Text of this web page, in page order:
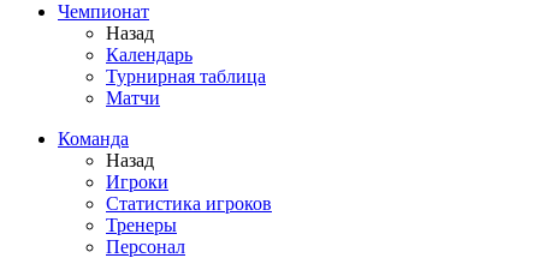
Чемпионат
Назад
Календарь
Турнирная таблица
Матчи
Команда
Назад
Игроки
Статистика игроков
Тренеры
Персонал